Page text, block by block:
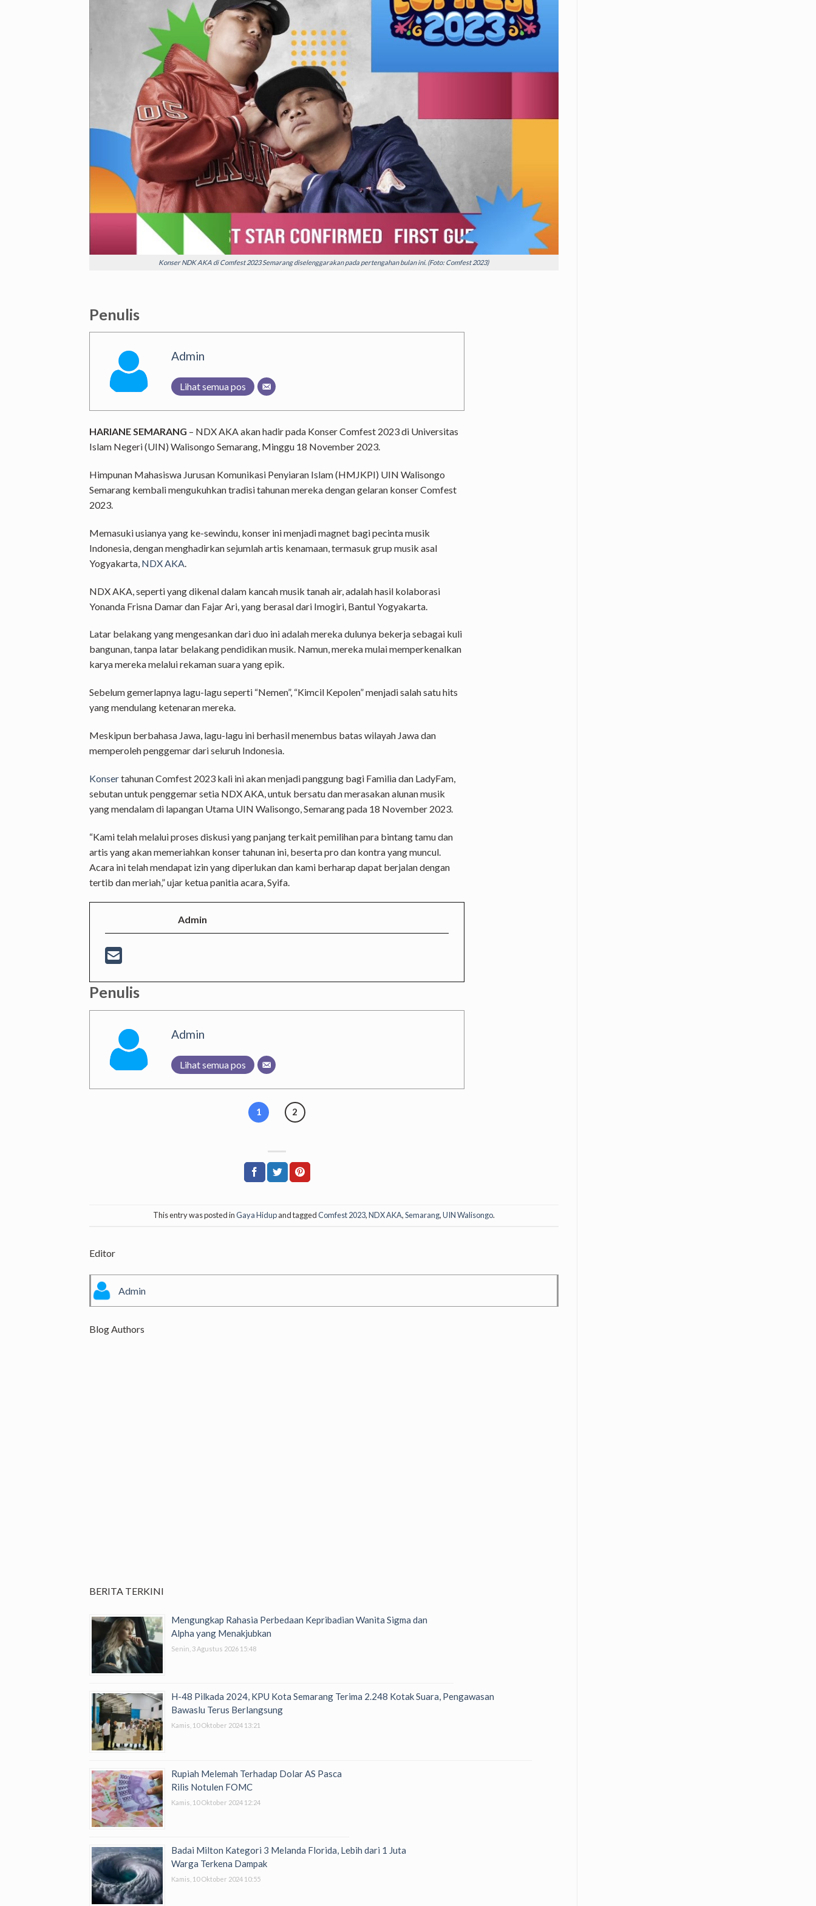
Konser NDK AKA di Comfest 2023 Semarang diselenggarakan pada pertengahan bulan ini. (Foto: Comfest 2023)
Penulis
Admin
Lihat semua pos
HARIANE SEMARANG – NDX AKA akan hadir pada KonserComfest 2023 di Universitas
Islam Negeri (UIN) Walisongo Semarang, Minggu 18 November 2023.
Himpunan Mahasiswa Jurusan Komunikasi Penyiaran Islam (HMJKPI) UIN Walisongo
Semarang kembali mengukuhkan tradisi tahunan mereka dengan gelaran konser Comfest
2023.
Memasuki usianya yang ke-sewindu, konser ini menjadi magnet bagi pecinta musik
Indonesia, dengan menghadirkan sejumlah artis kenamaan, termasuk grup musik asal
Yogyakarta, NDX AKA
NDX AKA, seperti yang dikenal dalam kancah musik tanah air, adalah hasil kolaborasi
Yonanda Frisna Damar dan Fajar Ari, yang berasal dari Imogiri, Bantul Yogyakarta.
Latar belakang yang mengesankan dari duo ini adalah mereka dulunya bekerja sebagai kuli
bangunan, tanpa latar belakang pendidikan musik. Namun, mereka mulai memperkenalkan
karya mereka melalui rekaman suara yang epik.
Sebelum gemerlapnya lagu-lagu seperti “Nemen”, “Kimcil Kepolen” menjadi salah satu hits
yang mendulang ketenaran mereka.
Meskipun berbahasa Jawa, lagu-lagu ini berhasil menembus batas wilayah Jawa dan
memperoleh penggemar dari seluruh Indonesia.
Konsertahunan Comfest 2023 kali ini akan menjadi panggung bagi Familia dan LadyFam,
sebutan untuk penggemar setia NDX AKA, untuk bersatu dan merasakan alunan musik
yang mendalam di lapangan Utama UIN Walisongo, Semarang pada 18 November 2023.
“Kami telah melalui proses diskusi yang panjang terkait pemilihan para bintang tamu dan
artis yang akan memeriahkan konser tahunan ini, beserta pro dan kontra yang muncul.
Acara ini telah mendapat izin yang diperlukan dan kami berharap dapat berjalan dengan
tertib dan meriah,” ujar ketua panitia acara, Syifa.
Admin
Penulis
Admin
Lihat semua pos
1 2
This entry was posted inGaya Hidupand taggedComfest 2023,NDX AKA,Semarang,UIN Walisongo.
Editor
Admin
Blog Authors
BERITA TERKINI
Mengungkap Rahasia Perbedaan Kepribadian Wanita Sigma dan
Alpha yang Menakjubkan
Senin, 3 Agustus 2026 15:48
H-48 Pilkada 2024, KPU Kota Semarang Terima 2.248 Kotak Suara, Pengawasan
Bawaslu Terus Berlangsung
Kamis, 10 Oktober 2024 13:21
Rupiah Melemah Terhadap Dolar AS Pasca
Rilis Notulen FOMC
Kamis, 10 Oktober 2024 12:24
Badai Milton Kategori 3 Melanda Florida, Lebih dari 1 Juta
Warga Terkena Dampak
Kamis, 10 Oktober 2024 10:55